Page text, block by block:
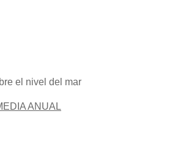
el nivel del mar
ANUAL